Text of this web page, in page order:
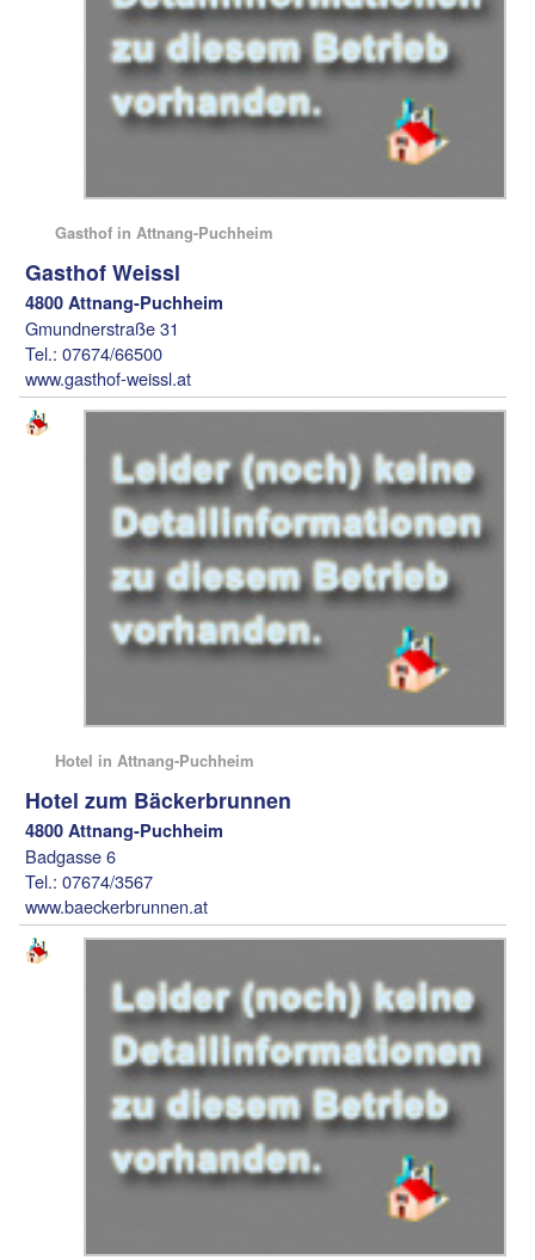
Gasthof in Attnang-Puchheim
Gasthof Weissl
4800 Attnang-Puchheim
Gmundnerstraße 31
Tel.: 07674/66500
www.gasthof-weissl.at
Hotel in Attnang-Puchheim
Hotel zum Bäckerbrunnen
4800 Attnang-Puchheim
Badgasse 6
Tel.: 07674/3567
www.baeckerbrunnen.at